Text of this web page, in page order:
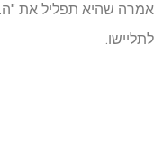
אמרה שהיא תפליל את
לתליישו.